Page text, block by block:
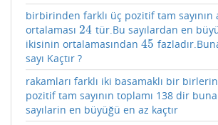
birbirinden farklı üç pozitif tam
ortalaması 24
24 tür.Bu sayılardan en
ikisinin ortalamasından 45
45
sayı Kaçtır ?
rakamları farklı iki basamaklı bir
pozitif tam sayının toplamı 138 dir
sayılarin en büyüğü en az kaçtır